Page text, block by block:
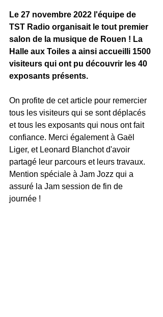
Le 27 novembre 2022 l'équipe de
TST Radio organisait le tout premier
salon de la musique de Rouen ! La
Halle aux Toiles a ainsi accueilli 1500
visiteurs qui ont pu découvrir les 40
exposants présents.
On profite de cet article pour remercier
tous les visiteurs qui se sont déplacés
et tous les exposants qui nous ont fait
confiance. Merci également à Gaël
Liger, et Leonard Blanchot d'avoir
partagé leur parcours et leurs travaux.
Mention spéciale à Jam Jozz qui a
assuré la Jam session de fin de
journée !